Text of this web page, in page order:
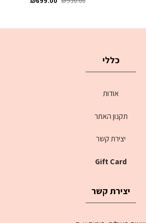
כללי
אודות
תקנון האתר
יצירת קשר
Gift Card
יצירת קשר